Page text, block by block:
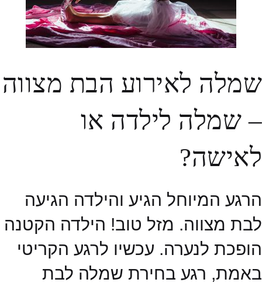
שמלה לאירוע הבת מצווה
– שמלה לילדה או
לאישה?
הרגע המיוחל הגיע והילדה הגיעה
לבת מצווה. מזל טוב! הילדה הקטנה
הופכת לנערה. עכשיו לרגע הקריטי
באמת, רגע בחירת שמלה לבת